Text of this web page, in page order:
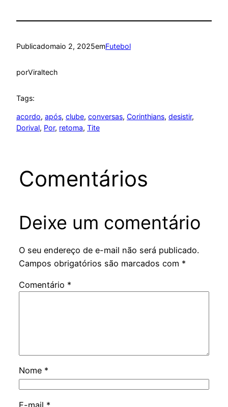
Publicadomaio 2, 2025emFutebol
porViraltech
Tags:
acordo, após, clube, conversas, Corinthians, desistir
Dorival, Por, retoma, Tite
Comentários
Deixe um comentário
O seu endereço de e-mail não será publicado.
Campos obrigatórios são marcados com *
Comentário *
Nome *
E-mail *